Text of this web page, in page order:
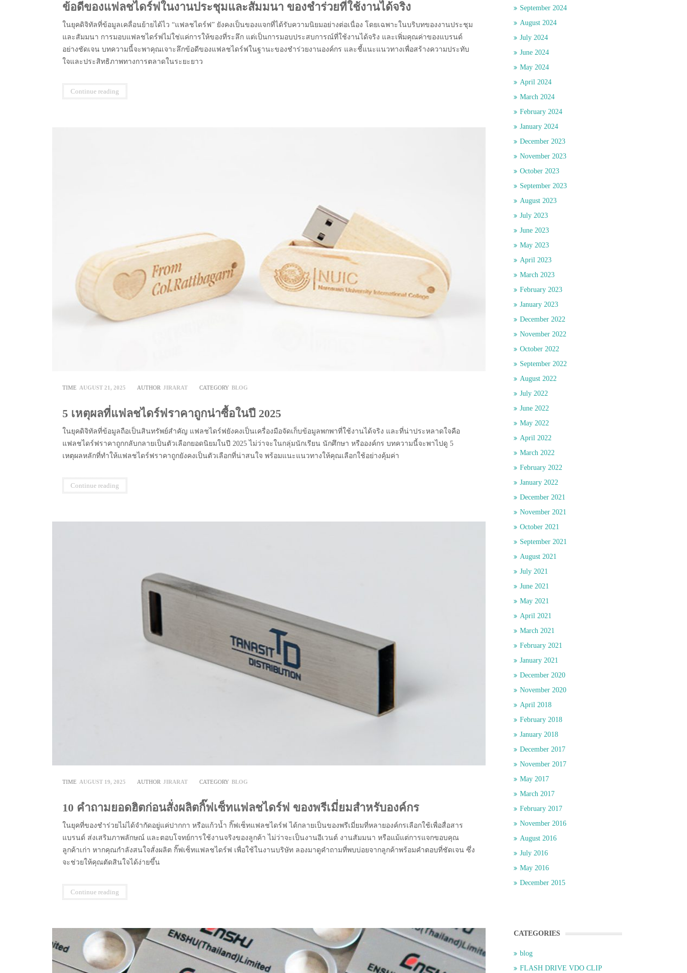
ข้อดีของแฟลชไดร์ฟในงานประชุมและสัมมนา ของชำร่วยที่ใช้งานได้จริง
ในยุคดิจิทัลที่ข้อมูลเคลื่อนย้ายได้ไว “แฟลชไดร์ฟ” ยังคงเป็นของแจกที่ได้รับความนิยมอย่างต่อเนื่อง โดยเฉพาะในบริบทของงานประชุม
และสัมมนา การมอบแฟลชไดร์ฟไม่ใช่แค่การให้ของที่ระลึก แต่เป็นการมอบประสบการณ์ที่ใช้งานได้จริง และเพิ่มคุณค่าของแบรนด์
อย่างชัดเจน บทความนี้จะพาคุณเจาะลึกข้อดีของแฟลชไดร์ฟในฐานะของชำร่วยงานองค์กร และชี้แนะแนวทางเพื่อสร้างความประทับ
ใจและประสิทธิภาพทางการตลาดในระยะยาว
Continue reading
TIME AUGUST 21, 2025 AUTHOR JIRARAT CATEGORY BLOG
5 เหตุผลที่แฟลชไดร์ฟราคาถูกน่าซื้อในปี 2025
ในยุคดิจิทัลที่ข้อมูลถือเป็นสินทรัพย์สำคัญ แฟลชไดร์ฟยังคงเป็นเครื่องมือจัดเก็บข้อมูลพกพาที่ใช้งานได้จริง และที่น่าประหลาดใจคือ
แฟลชไดร์ฟราคาถูกกลับกลายเป็นตัวเลือกยอดนิยมในปี 2025 ไม่ว่าจะในกลุ่มนักเรียน นักศึกษา หรือองค์กร บทความนี้จะพาไปดู 5
เหตุผลหลักที่ทำให้แฟลชไดร์ฟราคาถูกยังคงเป็นตัวเลือกที่น่าสนใจ พร้อมแนะแนวทางให้คุณเลือกใช้อย่างคุ้มค่า
Continue reading
TIME AUGUST 19, 2025 AUTHOR JIRARAT CATEGORY BLOG
10 คำถามยอดฮิตก่อนสั่งผลิตกิ๊ฟเซ็ทแฟลชไดร์ฟ ของพรีเมี่ยมสำหรับองค์กร
ในยุคที่ของชำร่วยไม่ได้จำกัดอยู่แค่ปากกา หรือแก้วน้ำ กิ๊ฟเซ็ทแฟลชไดร์ฟ ได้กลายเป็นของพรีเมี่ยมที่หลายองค์กรเลือกใช้เพื่อสื่อสาร
แบรนด์ ส่งเสริมภาพลักษณ์ และตอบโจทย์การใช้งานจริงของลูกค้า ไม่ว่าจะเป็นงานอีเวนต์ งานสัมมนา หรือแม้แต่การแจกขอบคุณ
ลูกค้าเก่า หากคุณกำลังสนใจสั่งผลิต กิ๊ฟเซ็ทแฟลชไดร์ฟ เพื่อใช้ในงานบริษัท ลองมาดูคำถามที่พบบ่อยจากลูกค้าพร้อมคำตอบที่ชัดเจน ซึ่ง
จะช่วยให้คุณตัดสินใจได้ง่ายขึ้น
Continue reading
September 2024
August 2024
July 2024
June 2024
May 2024
April 2024
March 2024
February 2024
January 2024
December 2023
November 2023
October 2023
September 2023
August 2023
July 2023
June 2023
May 2023
April 2023
March 2023
February 2023
January 2023
December 2022
November 2022
October 2022
September 2022
August 2022
July 2022
June 2022
May 2022
April 2022
March 2022
February 2022
January 2022
December 2021
November 2021
October 2021
September 2021
August 2021
July 2021
June 2021
May 2021
April 2021
March 2021
February 2021
January 2021
December 2020
November 2020
April 2018
February 2018
January 2018
December 2017
November 2017
May 2017
March 2017
February 2017
November 2016
August 2016
July 2016
May 2016
December 2015
CATEGORIES
blog
FLASH DRIVE VDO CLIP